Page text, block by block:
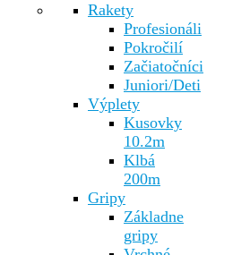
Rakety
Profesionáli
Pokročilí
Začiatočníci
Juniori/Deti
Výplety
Kusovky
10.2m
Klbá
200m
Gripy
Základne
gripy